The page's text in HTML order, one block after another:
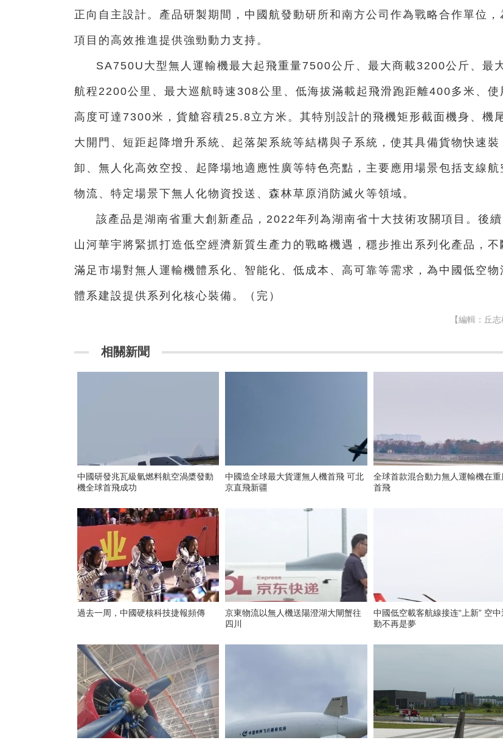
正向自主設計。產品研製期間，中國航發動研所和南方公司作為戰略合作單位，
項目的高效推進提供強勁動力支持。
SA750U大型無人運輸機最大起飛重量7500公斤、最大商載3200公斤、最
航程2200公里、最大巡航時速308公里、低海拔滿載起飛滑跑距離400多米、使
高度可達7300米，貨艙容積25.8立方米。其特別設計的飛機矩形截面機身、機
大開門、短距起降增升系統、起落架系統等結構與子系統，使其具備貨物快速裝
卸、無人化高效空投、起降場地適應性廣等特色亮點，主要應用場景包括支線航
物流、特定場景下無人化物資投送、森林草原消防滅火等領域。
該產品是湖南省重大創新產品，2022年列為湖南省十大技術攻關項目。後續
山河華宇將緊抓打造低空經濟新質生產力的戰略機遇，穩步推出系列化產品，不
滿足市場對無人運輸機體系化、智能化、低成本、高可靠等需求，為中國低空物
體系建設提供系列化核心裝備。（完）
【編輯：丘志
相關新聞
中國研發兆瓦級氫燃料航空渦槳發動
機全球首飛成功
中國造全球最大貨運無人機首飛 可北
京直飛新疆
全球首款混合動力無人運輸機在重
首飛
過去一周，中國硬核科技捷報頻傳
京東物流以無人機送陽澄湖大閘蟹往
四川
中國低空載客航線接连“上新” 空中
勤不再是夢